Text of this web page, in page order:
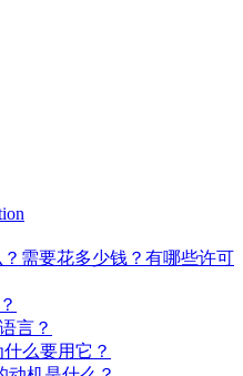
需要花多少钱？有哪些许可
言？
么要用它？